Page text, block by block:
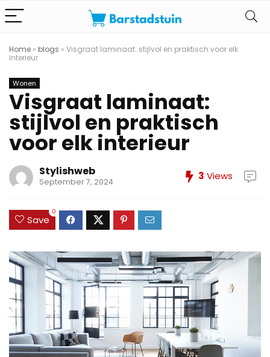
Home » blogs » Visgraat laminaat: stijlvol en praktisch voor elk
interieur
Wonen
Visgraat laminaat:
stijlvol en praktisch
voor elk interieur
Stylishweb
September 7, 2024 3 Views
Save
0